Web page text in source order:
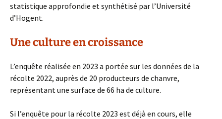
statistique approfondie et synthétisé par l’Université
d’Hogent.
Une culture en croissance
L’enquête réalisée en 2023 a portée sur les données de la
récolte 2022, auprès de 20 producteurs de chanvre,
représentant une surface de 66 ha de culture.
Si l’enquête pour la récolte 2023 est déjà en cours, elle